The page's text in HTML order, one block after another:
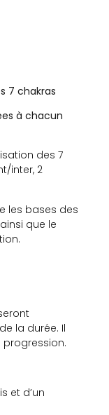
7 chakras
à chacun
des 7
inter, 2
les bases des
que le
la durée. Il
et d’un